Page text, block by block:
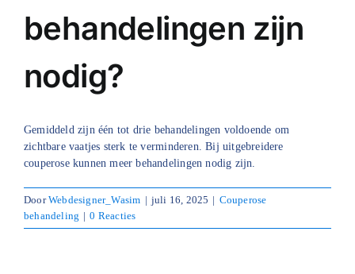
Blog
Over ons
Afspraak maken
behandelingen zijn
nodig?
Gemiddeld zijn één tot drie behandelingen voldoende om
zichtbare vaatjes sterk te verminderen. Bij uitgebreidere
couperose kunnen meer behandelingen nodig zijn.
DoorWebdesigner_Wasim | juli 16, 2025 | Couperose
behandeling | 0 Reacties